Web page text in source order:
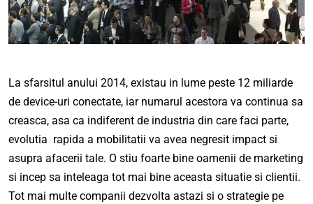
La sfarsitul anului 2014, existau in lume peste 12 miliarde
de device-uri conectate, iar numarul acestora va continua sa
creasca, asa ca indiferent de industria din care faci parte,
evolutia rapida a mobilitatii va avea negresit impact si
asupra afacerii tale. O stiu foarte bine oamenii de marketing
si incep sa inteleaga tot mai bine aceasta situatie si clientii.
Tot mai multe companii dezvolta astazi si o strategie pe